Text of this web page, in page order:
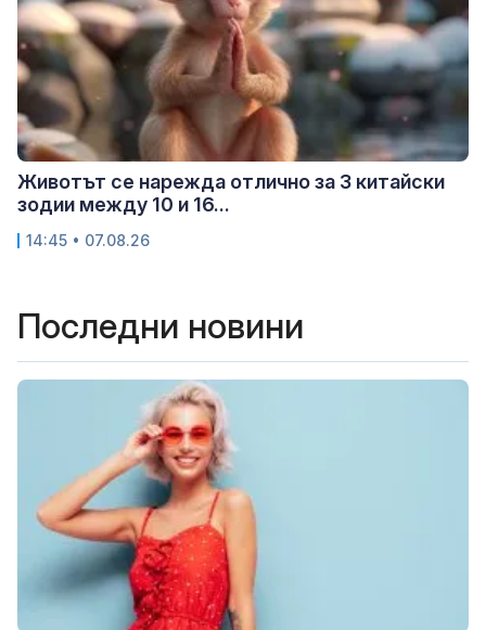
Животът се нарежда отлично за 3 китайски
зодии между 10 и 16...
14:45 • 07.08.26
Последни новини